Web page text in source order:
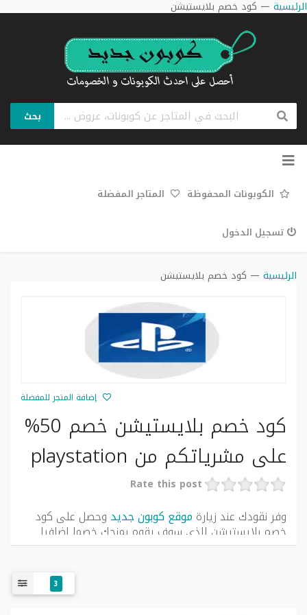
الرئيسية — كود خصم بلايستيشن
بحث
تخطي
الكوبونات المحفوظة المتاجر المفضلة
تسجيل الدخول
الرئيسية — كود خصم بلايستيشن
إضافة المتجر للمفضلة
كود خصم بلايستيشن خصم 50%
على مشرياتكم من playstation
Rate this post
وفر نقودك عند زيارة موقع كوبون جديد وحصل على كود
خصم بلايستيشن الذي سوف يقوم بمنحك خصما إضافيا
على كل المتشريات من متجرهم ووفر نقود لشراء المزيد من
هو مصدر عبر الإنترنت للألعاب والأفلام
والبرامج التلفزيونية والموسيقى. عند استخدام رموز
3